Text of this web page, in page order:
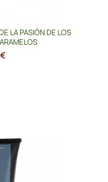
LA PASIÓN DE LOS